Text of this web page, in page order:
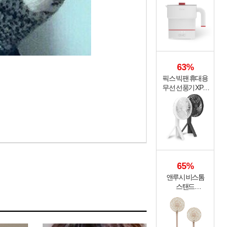
63%
픽스 빅팬 휴대용
무선 선풍기 XPF-
702
65%
앤루시 비스톰
스탠드
써큘레이터 ASF-
200A